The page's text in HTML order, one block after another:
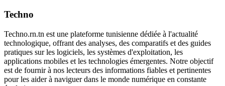
Techno
Techno.rn.tn est une plateforme tunisienne dédiée à l'actualité
technologique, offrant des analyses, des comparatifs et des guides
pratiques sur les logiciels, les systèmes d'exploitation, les
applications mobiles et les technologies émergentes. Notre objectif
est de fournir à nos lecteurs des informations fiables et pertinentes
pour les aider à naviguer dans le monde numérique en constante